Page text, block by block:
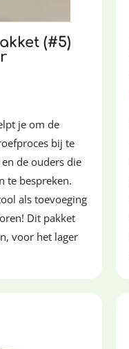
(#5)
je om de
bij te
de ouders die
te bespreken.
als toevoeging
Dit pakket
voor het lager